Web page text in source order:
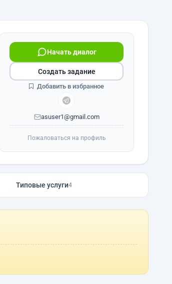
Начать диалог
asuser1@gmail.com
Создать задание
Добавить в избранное
Пожаловаться на профиль
Типовые услуги4